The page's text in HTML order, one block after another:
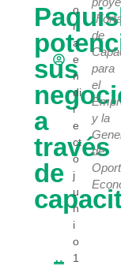
sus
a
través
de
o
r
a
e
n
di
r
e
ct
o
j
u
n
i
o
1
de
para
el
y la
de